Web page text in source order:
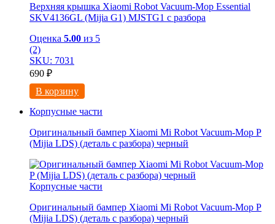
Верхняя крышка Xiaomi Robot Vacuum-Mop Essential
SKV4136GL (Mijia G1) MJSTG1 с разбора
Оценка 5.00 из 5
(2)
SKU: 7031
690 ₽
В корзину
Корпусные части
Оригинальный бампер Xiaomi Mi Robot Vacuum-Mop P
(Mijia LDS) (деталь с разбора) черный
Корпусные части
Оригинальный бампер Xiaomi Mi Robot Vacuum-Mop P
(Mijia LDS) (деталь с разбора) черный